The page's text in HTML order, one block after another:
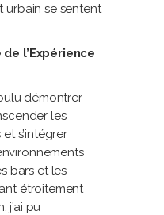
urbain se sentent
de l’Expérience
démontrer
les
s’intégrer
bars et les
étroitement
j’ai pu